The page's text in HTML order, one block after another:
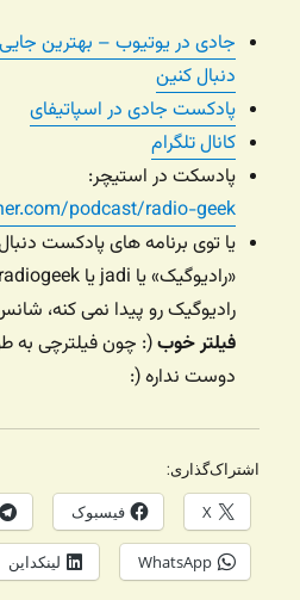
جادی در یوتیوب – بهترین
دنبال کنین
پادکست جادی در اسپاتیفای
کانال تلگرام
پادسکت در استیچر:
podcast/radio-geek
یا توی برنامه های پادکست دنبال
رادیوگیک رو پیدا نمی کنه،
فیلتر خوب(: چون فیلترچی به
دوست نداره (:
اشتراک‌گذاری:
X فیسبوک
WhatsApp لینکداین